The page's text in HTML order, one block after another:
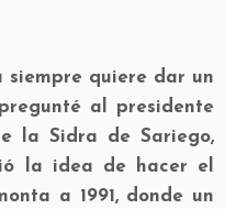
quiere dar un
al presidente
la Sidra de Sariego,
la idea de hacer el
a 1991, donde un